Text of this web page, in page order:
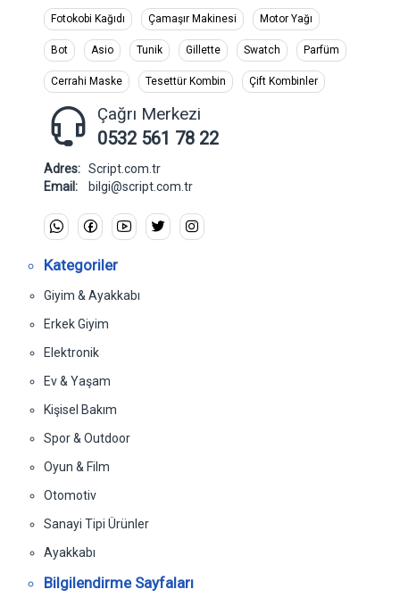
Fotokobi Kağıdı Çamaşır Makinesi Motor Yağı
Bot Asio Tunik Gillette Swatch Parfüm
Cerrahi Maske Tesettür Kombin Çift Kombinler
Çağrı Merkezi
0532 561 78 22
Adres: Script.com.tr
Email:
bilgi@script.com.tr
Kategoriler
Giyim & Ayakkabı
Erkek Giyim
Elektronik
Ev & Yaşam
Kişisel Bakım
Spor & Outdoor
Oyun & Film
Otomotiv
Sanayi Tipi Ürünler
Ayakkabı
Bilgilendirme Sayfaları